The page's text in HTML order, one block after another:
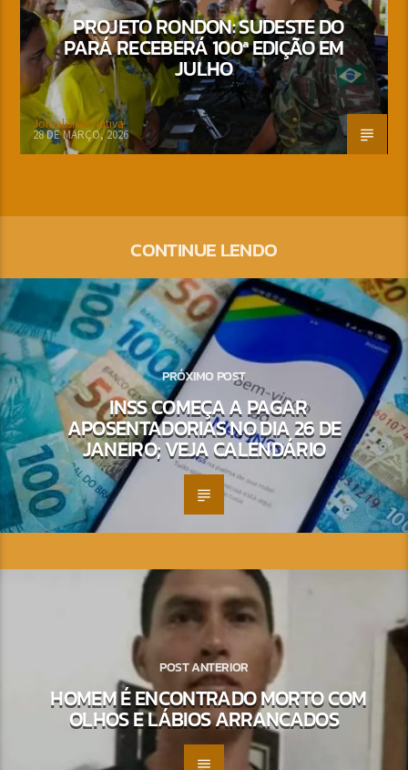
PROJETO RONDON: SUDESTE DO
PARÁ RECEBERÁ 100ª EDIÇÃO EM
JULHO
Jornalismo Nativa
28 DE MARÇO, 2026
CONTINUE LENDO
PRÓXIMO POST
INSS COMEÇA A PAGAR
APOSENTADORIAS NO DIA 26 DE
JANEIRO; VEJA CALENDÁRIO
POST ANTERIOR
HOMEM É ENCONTRADO MORTO COM
OLHOS E LÁBIOS ARRANCADOS